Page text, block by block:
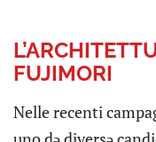
FUJIMORI
Nelle recenti